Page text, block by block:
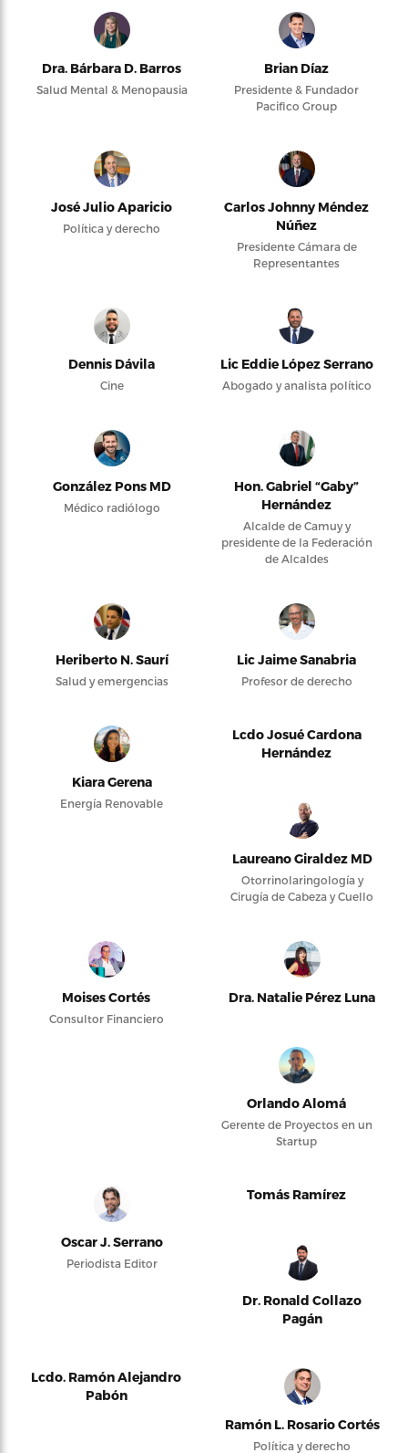
Dra. Bárbara D. Barros
Salud Mental & Menopausia
Brian Díaz
Presidente & Fundador
Pacifico Group
José Julio Aparicio
Política y derecho
Carlos Johnny Méndez
Núñez
Presidente Cámara de
Representantes
Dennis Dávila
Cine
Lic Eddie López Serrano
Abogado y analista político
González Pons MD
Médico radiólogo
Hon. Gabriel “Gaby”
Hernández
Alcalde de Camuy y
presidente de la Federación
de Alcaldes
Heriberto N. Saurí
Salud y emergencias
Lic Jaime Sanabria
Profesor de derecho
Kiara Gerena
Energía Renovable
Lcdo Josué Cardona
Hernández
Laureano Giraldez MD
Otorrinolaringología y
Cirugía de Cabeza y Cuello
Moises Cortés
Consultor Financiero
Dra. Natalie Pérez Luna
Orlando Alomá
Gerente de Proyectos en un
Startup
Oscar J. Serrano
Periodista Editor
Tomás Ramírez
Dr. Ronald Collazo
Pagán
Lcdo. Ramón Alejandro
Pabón
Ramón L. Rosario Cortés
Política y derecho